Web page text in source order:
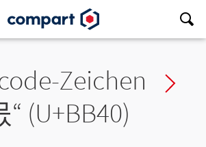
Zeichen
“ (U+BB40)